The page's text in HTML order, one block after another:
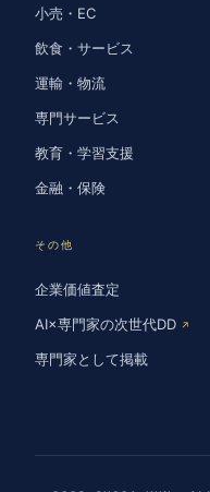
小売・EC
飲食・サービス
運輸・物流
専門サービス
教育・学習支援
金融・保険
その他
企業価値査定
AI×専門家の次世代DD ↗
専門家として掲載